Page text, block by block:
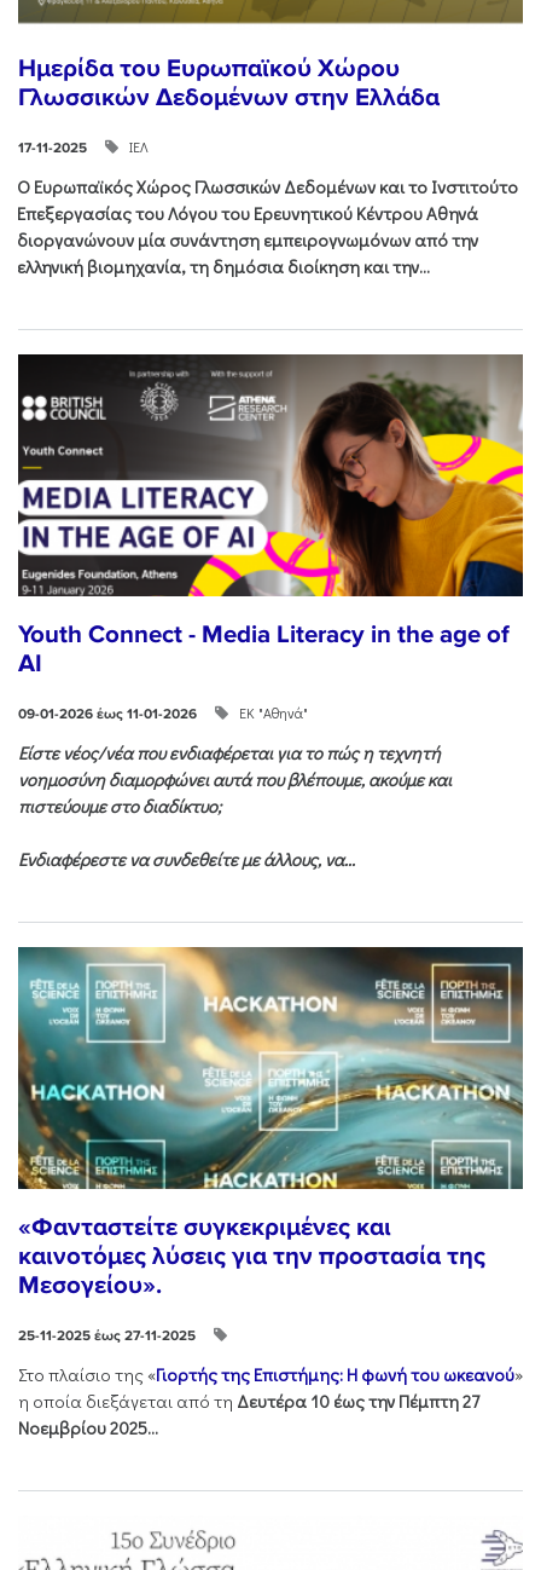
Ημερίδα του Ευρωπαϊκού Χώρου
Γλωσσικών Δεδομένων στην Ελλάδα
17-11-2025 ΙΕΛ
Ο Ευρωπαϊκός Χώρος Γλωσσικών Δεδομένων και το Ινστιτούτο
Επεξεργασίας του Λόγου του Ερευνητικού Κέντρου Αθηνά
διοργανώνουν μία συνάντηση εμπειρογνωμόνων από την
ελληνική βιομηχανία, τη δημόσια διοίκηση και την...
Youth Connect - Media Literacy in the age of
AI
09-01-2026 έως 11-01-2026 ΕΚ "Αθηνά"
Είστε νέος/νέα που ενδιαφέρεται για το πώς η τεχνητή
νοημοσύνη διαμορφώνει αυτά που βλέπουμε, ακούμε και
πιστεύουμε στο διαδίκτυο;
Ενδιαφέρεστε να συνδεθείτε με άλλους, να...
«Φανταστείτε συγκεκριμένες και
καινοτόμες λύσεις για την προστασία της
Μεσογείου».
25-11-2025 έως 27-11-2025
Στo πλαίσιo της «Γιορτής της Επιστήμης: Η φωνή του ωκεανού»
η οποία διεξάγεται από τη Δευτέρα 10 έως την Πέμπτη 27
Νοεμβρίου 2025...